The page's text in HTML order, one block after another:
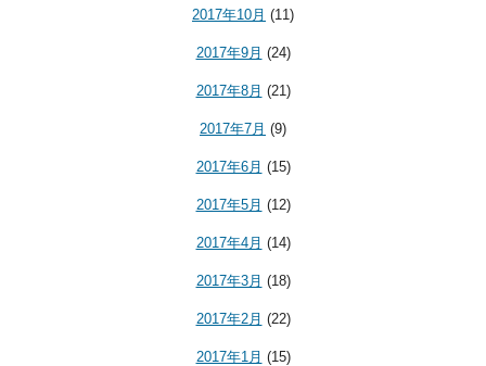
2017年10月 (11)
2017年9月 (24)
2017年8月 (21)
2017年7月 (9)
2017年6月 (15)
2017年5月 (12)
2017年4月 (14)
2017年3月 (18)
2017年2月 (22)
2017年1月 (15)